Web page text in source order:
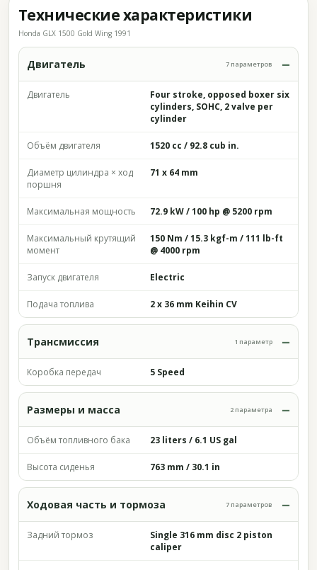
Технические характеристики
Honda GLX 1500 Gold Wing 1991
Двигатель 7 параметров
Двигатель
Four stroke, opposed boxer six
cylinders, SOHC, 2 valve per
cylinder
Объём двигателя 1520 cc / 92.8 cub in.
Диаметр цилиндра × ход
поршня
71 x 64 mm
Максимальная мощность 72.9 kW / 100 hp @ 5200 rpm
Максимальный крутящий
момент
150 Nm / 15.3 kgf-m / 111 lb-ft
@ 4000 rpm
Запуск двигателя Electric
Подача топлива 2 x 36 mm Keihin CV
Трансмиссия 1 параметр
Коробка передач 5 Speed
Размеры и масса 2 параметра
Объём топливного бака 23 liters / 6.1 US gal
Высота сиденья 763 mm / 30.1 in
Ходовая часть и тормоза 7 параметров
Задний тормоз
Single 316 mm disc 2 piston
caliper